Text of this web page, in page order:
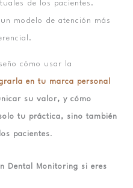
de los pacientes.
modelo de atención más
cómo usar la
en tu marca personal
su valor, y cómo
tu práctica, sino también
pacientes.
Dental Monitoring si eres